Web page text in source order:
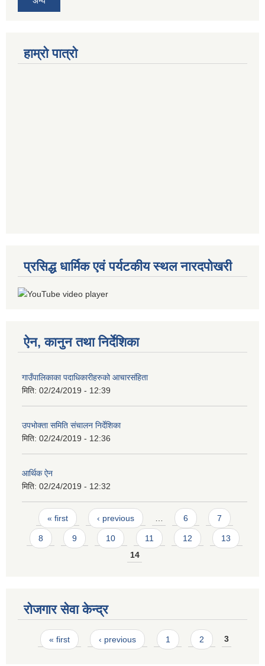
हाम्रो पात्रो
प्रसिद्ध धार्मिक एवं पर्यटकीय स्थल नारदपोखरी
ऐन, कानुन तथा निर्देशिका
गाउँपालिकाका पदाधिकारीहरुको आचारसंहिता
मिति: 02/24/2019 - 12:39
उपभोक्ता समिति संचालन निर्देशिका
मिति: 02/24/2019 - 12:36
आर्थिक ऐन
मिति: 02/24/2019 - 12:32
Pages
« first ‹ previous 6 7
8 9 10 11 12
13
14
रोजगार सेवा केन्द्र
Pages
« first ‹ previous 1 2 3